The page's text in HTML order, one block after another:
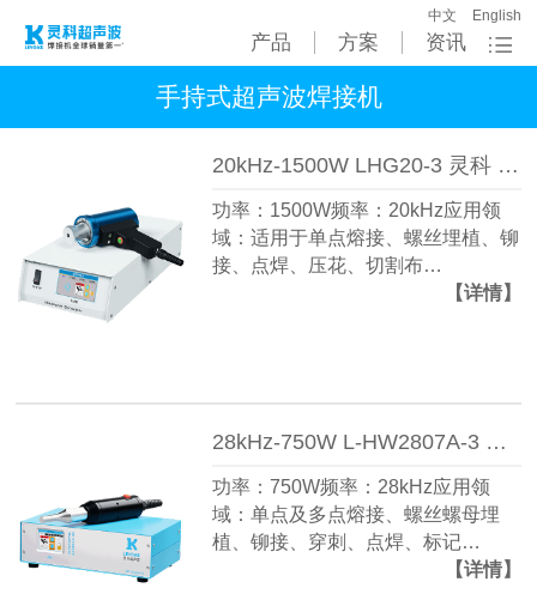
产品 方案 资讯
中文 English
手持式超声波焊接机
20kHz-1500W LHG20-3 灵科 手持式超声波焊接机
功率：1500W频率：20kHz应用领
域：适用于单点熔接、螺丝埋植、铆
接、点焊、压花、切割布…
【详情】
28kHz-750W L-HW2807A-3 灵科 手持式超声波焊接机
功率：750W频率：28kHz应用领
域：单点及多点熔接、螺丝螺母埋
植、铆接、穿刺、点焊、标记…
【详情】